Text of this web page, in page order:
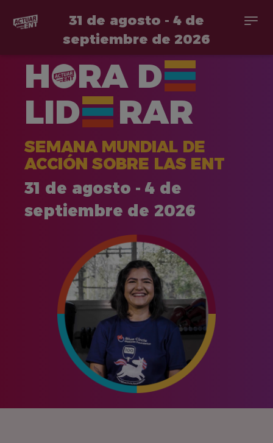
contenido
31 de agosto - 4 de
septiembre de 2026
H RA D
LID
RAR
SEMANA MUNDIAL DE
ACCIÓN SOBRE LAS ENT
31 de agosto - 4 de
septiembre de 2026